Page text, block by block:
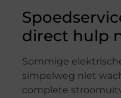
direct hulp
Sommige
simpelweg niet
complete